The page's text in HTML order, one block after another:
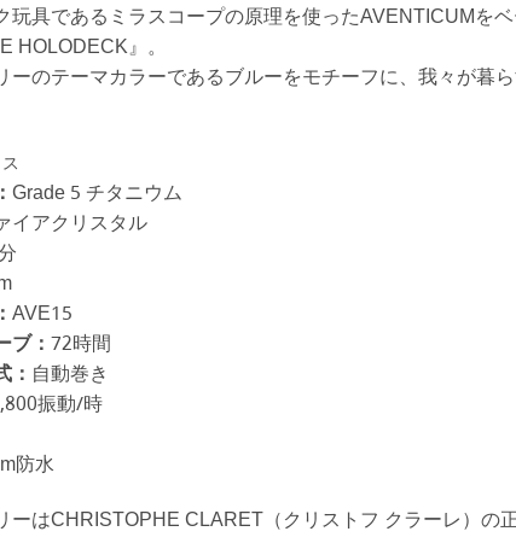
玩具であるミラスコープの原理を使ったAVENTICUMを
HOLODECK』。
ーのテーマカラーであるブルーをモチーフに、我々が暮
Grade 5 チタニウム
イアクリスタル
AVE15
ブ： 72時間
： 自動巻き
振動/時
防水
ーはCHRISTOPHE CLARET（クリストフ クラーレ）の